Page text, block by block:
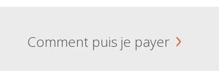
Comment puis je payer